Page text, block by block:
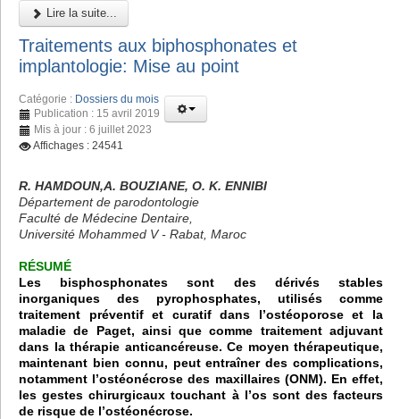
Lire la suite...
Traitements aux biphosphonates et
implantologie: Mise au point
Catégorie : Dossiers du mois
Publication : 15 avril 2019
Mis à jour : 6 juillet 2023
Affichages : 24541
R. HAMDOUN,A. BOUZIANE, O. K. ENNIBI
Département de parodontologie
Faculté de Médecine Dentaire,
Université Mohammed V - Rabat, Maroc
RÉSUMÉ
Les bisphosphonates sont des dérivés stables
inorganiques des pyrophosphates, utilisés comme
traitement préventif et curatif dans l’ostéoporose et la
maladie de Paget, ainsi que comme traitement adjuvant
dans la thérapie anticancéreuse. Ce moyen thérapeutique,
maintenant bien connu, peut entraîner des complications,
notamment l’ostéonécrose des maxillaires (ONM). En effet,
les gestes chirurgicaux touchant à l’os sont des facteurs
de risque de l’ostéonécrose.